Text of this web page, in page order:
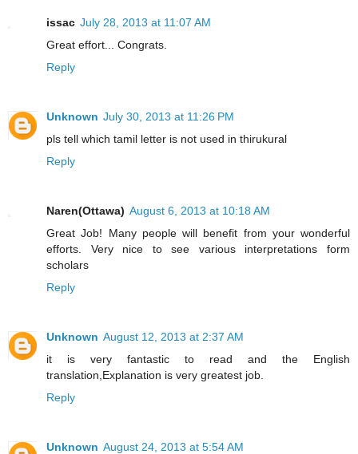
issac July 28, 2013 at 11:07 AM
Great effort... Congrats.
Reply
Unknown July 30, 2013 at 11:26 PM
pls tell which tamil letter is not used in thirukural
Reply
Naren(Ottawa) August 6, 2013 at 10:18 AM
Great Job! Many people will benefit from your wonderful
efforts. Very nice to see various interpretations form
scholars
Reply
Unknown August 12, 2013 at 2:37 AM
it is very fantastic to read and the English
translation,Explanation is very greatest job.
Reply
Unknown August 24, 2013 at 5:54 AM